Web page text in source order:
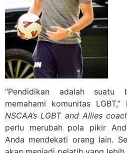
“Pendidikan adalah suatu
memahami komunitas
NSCAA’s LGBT and Allies
perlu merubah pola pikir
Anda mendekati orang lain.